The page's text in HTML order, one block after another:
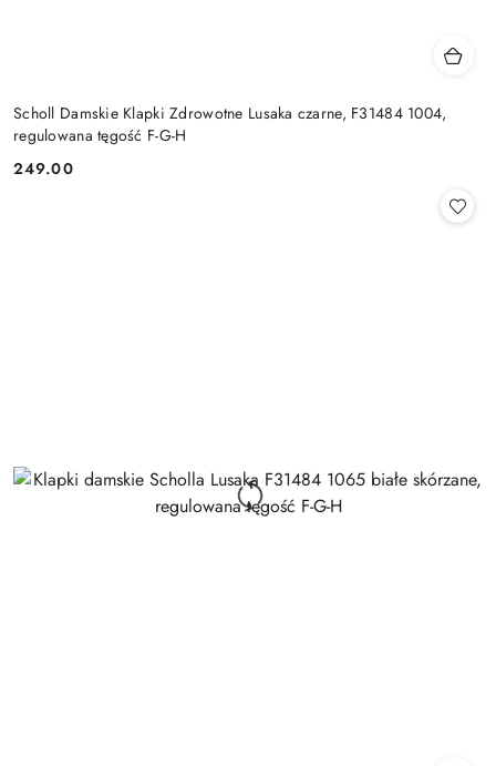
Scholl Damskie Klapki Zdrowotne Lusaka czarne, F31484 1004,
regulowana tęgość F-G-H
Cena:
249.00